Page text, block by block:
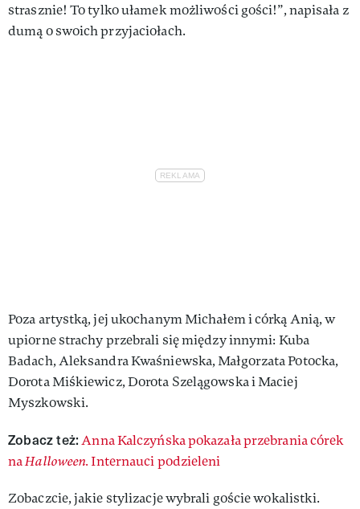
strasznie! To tylko ułamek możliwości gości!”, napisała z
dumą o swoich przyjaciołach.
Poza artystką, jej ukochanym Michałem i córką Anią, w
upiorne strachy przebrali się między innymi: Kuba
Badach, Aleksandra Kwaśniewska, Małgorzata Potocka,
Dorota Miśkiewicz, Dorota Szelągowska i Maciej
Myszkowski.
Zobacz też:Anna Kalczyńska pokazała przebrania córek
naHalloween. Internauci podzieleni
Zobaczcie, jakie stylizacje wybrali goście wokalistki.